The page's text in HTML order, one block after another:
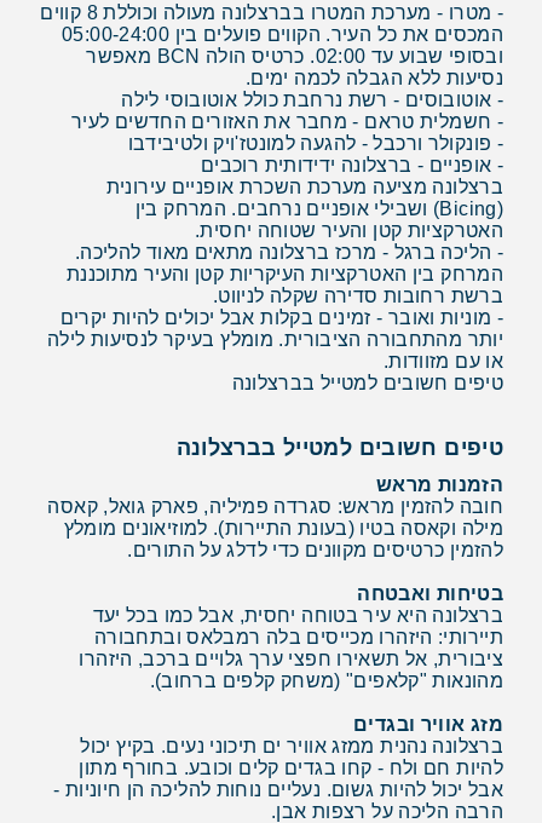
- מטרו - מערכת המטרו בברצלונה מעולה וכוללת 8 קווים
המכסים את כל העיר. הקווים פועלים בין 05:00-24:00
ובסופי שבוע עד 02:00. כרטיס הולה BCN מאפשר
נסיעות ללא הגבלה לכמה ימים.
- אוטובוסים - רשת נרחבת כולל אוטובוסי לילה
- חשמלית טראם - מחבר את האזורים החדשים לעיר
- פונקולר ורכבל - להגעה למונטז'ויק ולטיבידבו
- אופניים - ברצלונה ידידותית רוכבים
ברצלונה מציעה מערכת השכרת אופניים עירונית
(Bicing) ושבילי אופניים נרחבים. המרחק בין
האטרקציות קטן והעיר שטוחה יחסית.
- הליכה ברגל - מרכז ברצלונה מתאים מאוד להליכה.
המרחק בין האטרקציות העיקריות קטן והעיר מתוכננת
ברשת רחובות סדירה שקלה לניווט.
- מוניות ואובר - זמינים בקלות אבל יכולים להיות יקרים
יותר מהתחבורה הציבורית. מומלץ בעיקר לנסיעות לילה
או עם מזוודות.
טיפים חשובים למטייל בברצלונה
טיפים חשובים למטייל בברצלונה
הזמנות מראש
חובה להזמין מראש: סגרדה פמיליה, פארק גואל, קאסה
מילה וקאסה בטיו (בעונת התיירות). למוזיאונים מומלץ
להזמין כרטיסים מקוונים כדי לדלג על התורים.
בטיחות ואבטחה
ברצלונה היא עיר בטוחה יחסית, אבל כמו בכל יעד
תיירותי: היזהרו מכייסים בלה רמבלאס ובתחבורה
ציבורית, אל תשאירו חפצי ערך גלויים ברכב, היזהרו
מהונאות "קלאפים" (משחק קלפים ברחוב).
מזג אוויר ובגדים
ברצלונה נהנית ממזג אוויר ים תיכוני נעים. בקיץ יכול
להיות חם ולח - קחו בגדים קלים וכובע. בחורף מתון
אבל יכול להיות גשום. נעליים נוחות להליכה הן חיוניות -
הרבה הליכה על רצפות אבן.